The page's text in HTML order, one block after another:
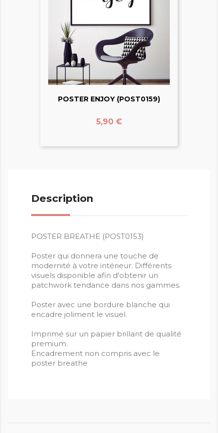
POSTER ENJOY (POST0159)
Prix
5,90 €
Description
POSTER BREATHE (POST0153)
Poster qui donnera une touche de
modernité à votre intérieur. Différents
visuels disponible afin d'obtenir un
patchwork tendance dans nos gammes.
Poster avec une bordure blanche qui
encadre joliment le visuel.
Imprimé sur un papier brillant de qualité
premium.
Encadrement non compris avec le
poster breathe